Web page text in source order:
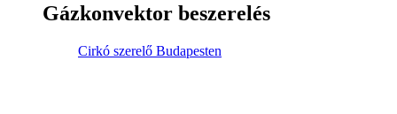
Gázkonvektor beszerelés
Cirkó szerelő Budapesten